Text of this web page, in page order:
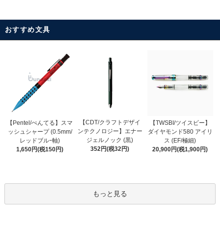
おすすめ文具
【Pentel/ぺんてる】スマ
ッシュシャープ (0.5mm/
レッドブルｰ軸)
1,650円(税150円)
【CDT/クラフトデザイ
ンテクノロジー】エナー
ジェルノック (黒)
352円(税32円)
【TWSBI/ツイスビー】
ダイヤモンド580 アイリ
ス (EF/極細)
20,900円(税1,900円)
もっと見る